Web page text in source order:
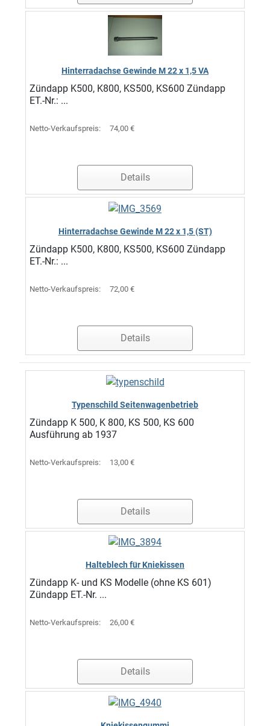
Hinterradachse Gewinde M 22 x 1,5 VA
Zündapp K500, K800, KS500, KS600 Zündapp
ET.-Nr.: ...
Netto-Verkaufspreis: 74,00 €
Details
Hinterradachse Gewinde M 22 x 1,5 (ST)
Zündapp K500, K800, KS500, KS600 Zündapp
ET.-Nr.: ...
Netto-Verkaufspreis: 72,00 €
Details
Typenschild Seitenwagenbetrieb
Zündapp K 500, K 800, KS 500, KS 600
Ausführung ab 1937
Netto-Verkaufspreis: 13,00 €
Details
Halteblech für Kniekissen
Zündapp K- und KS Modelle (ohne KS 601)
Zündapp ET.-Nr. ...
Netto-Verkaufspreis: 26,00 €
Details